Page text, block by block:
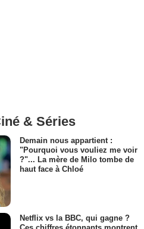
& Séries
Demain nous appartient :
"Pourquoi vous vouliez me voir
?"... La mère de Milo tombe de
haut face à Chloé
Netflix vs la BBC, qui gagne ?